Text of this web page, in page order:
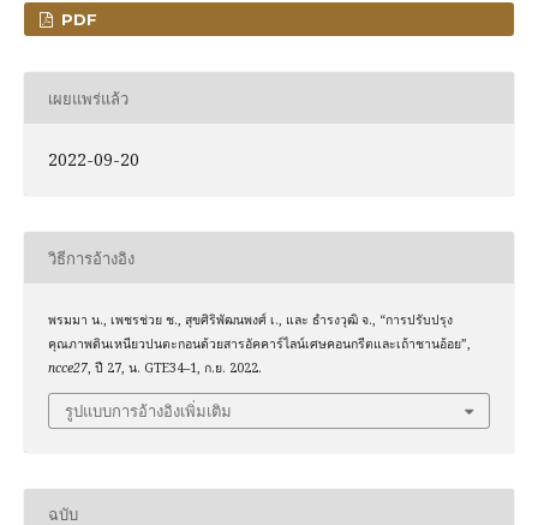
PDF
เผยแพร่แล้ว
2022-09-20
วิธีการอ้างอิง
พรมมา น., เพชรช่วย ช., สุขศิริพัฒนพงศ์ เ., และ ธำรงวุฒิ จ., “การปรับปรุง
คุณภาพดินเหนียวปนตะกอนด้วยสารอัคคาร์ไลน์เศษคอนกรีตและเถ้าชานอ้อย”,
ncce27, ปี 27, น. GTE34–1, ก.ย. 2022.
รูปแบบการอ้างอิงเพิ่มเติม
ฉบับ